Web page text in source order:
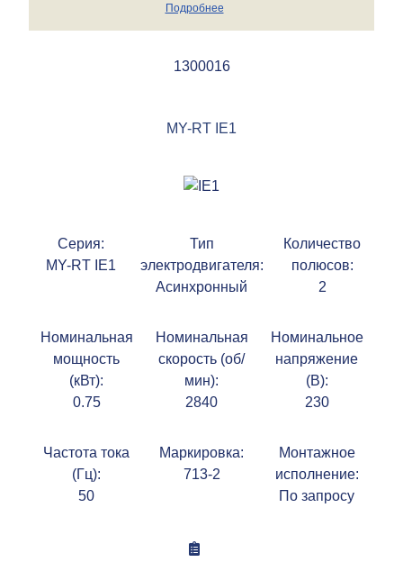
Подробнее
1300016
MY-RT IE1
Серия:
MY-RT IE1
Тип
электродвигателя:
Асинхронный
Количество
полюсов:
2
Номинальная
мощность
(кВт):
0.75
Номинальная
скорость (об/
мин):
2840
Номинальное
напряжение
(В):
230
Частота тока
(Гц):
50
Маркировка:
713-2
Монтажное
исполнение:
По запросу